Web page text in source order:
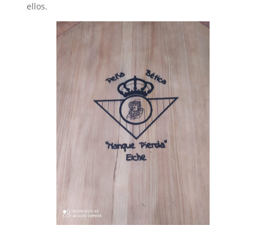
ellos.